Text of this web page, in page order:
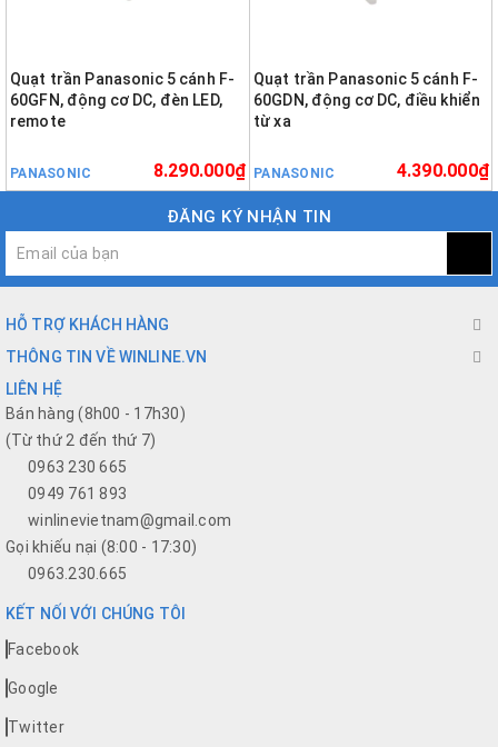
Quạt trần Panasonic 5 cánh F-
60GFN, động cơ DC, đèn LED,
remote
PANASONIC 8.290.000₫
Quạt trần Panasonic 5 cánh F-
60GDN, động cơ DC, điều khiển
từ xa
PANASONIC 4.390.000₫
ĐĂNG KÝ NHẬN TIN
HỖ TRỢ KHÁCH HÀNG
THÔNG TIN VỀ WINLINE.VN
LIÊN HỆ
Bán hàng (8h00 - 17h30)
(Từ thứ 2 đến thứ 7)
0963 230 665
0949 761 893
winlinevietnam@gmail.com
Gọi khiếu nại (8:00 - 17:30)
0963.230.665
KẾT NỐI VỚI CHÚNG TÔI
Facebook
Google
Twitter